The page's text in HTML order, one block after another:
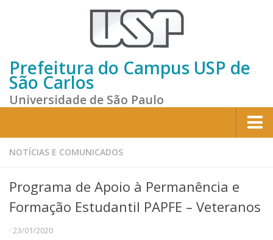
Prefeitura do Campus USP de
São Carlos
Universidade de São Paulo
Home
Sobre a Prefeitura
Gestão atual
Missão e Valores
NOTÍCIAS E COMUNICADOS
Programa de Apoio à Permanência e
Formação Estudantil PAPFE – Veteranos
· 23/01/2020